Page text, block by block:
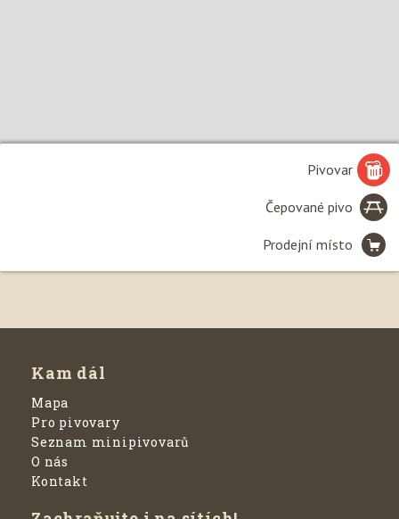
Pivovar
Čepované pivo
Prodejní místo
Kam dál
Mapa
Pro pivovary
Seznam minipivovarů
O nás
Kontakt